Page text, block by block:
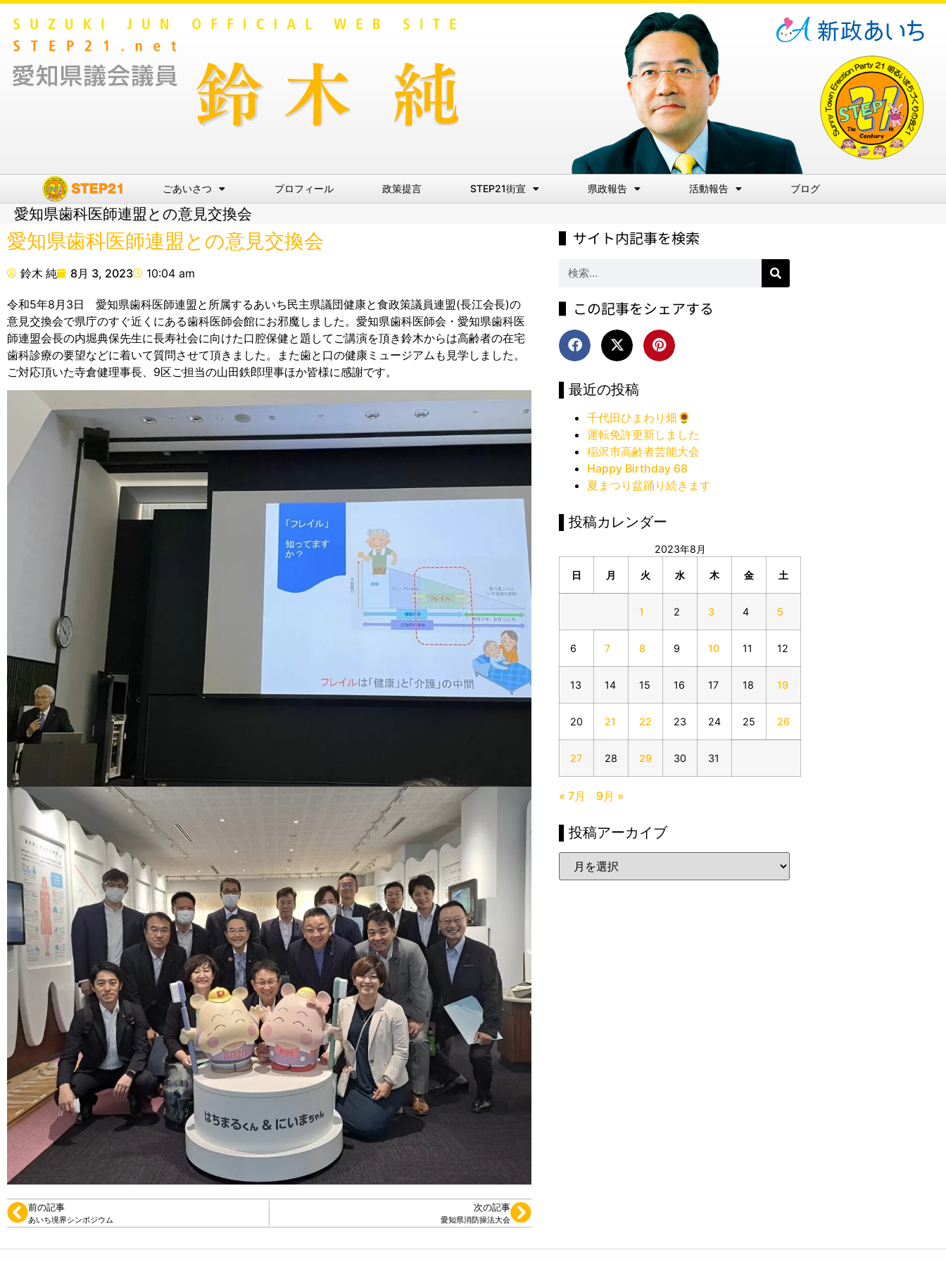
ごあいさつ プロフィール 政策提言 STEP21街宣 県政報告 活動報告 ブログ
愛知県歯科医師連盟との意見交換会
愛知県歯科医師連盟との意見交換会
鈴木 純 8月 3, 2023 10:04 am
令和5年8月3日 愛知県歯科医師連盟と所属するあいち民主県議団健康と食政策議員連盟(長江会長)の
意見交換会で県庁のすぐ近くにある歯科医師会館にお邪魔しました。愛知県歯科医師会・愛知県歯科医
師連盟会長の内堀典保先生に長寿社会に向けた口腔保健と題してご講演を頂き鈴木からは高齢者の在宅
歯科診療の要望などに着いて質問させて頂きました。また歯と口の健康ミュージアムも見学しました。
ご対応頂いた寺倉健理事長、9区ご担当の山田鉄郎理事ほか皆様に感謝です。
前の記事
あいち境界シンポジウム
次の記事
愛知県消防操法大会
▌サイト内記事を検索
▌この記事をシェアする
▌最近の投稿
千代田ひまわり畑🌻
運転免許更新しました
稲沢市高齢者芸能大会
Happy Birthday 68
夏まつり盆踊り続きます
▌投稿カレンダー
2023年8月
日 月 火 水 木 金 土
1 2 3 4 5
6 7 8 9 10 11 12
13 14 15 16 17 18 19
20 21 22 23 24 25 26
27 28 29 30 31
« 7月 9月 »
▌投稿アーカイブ